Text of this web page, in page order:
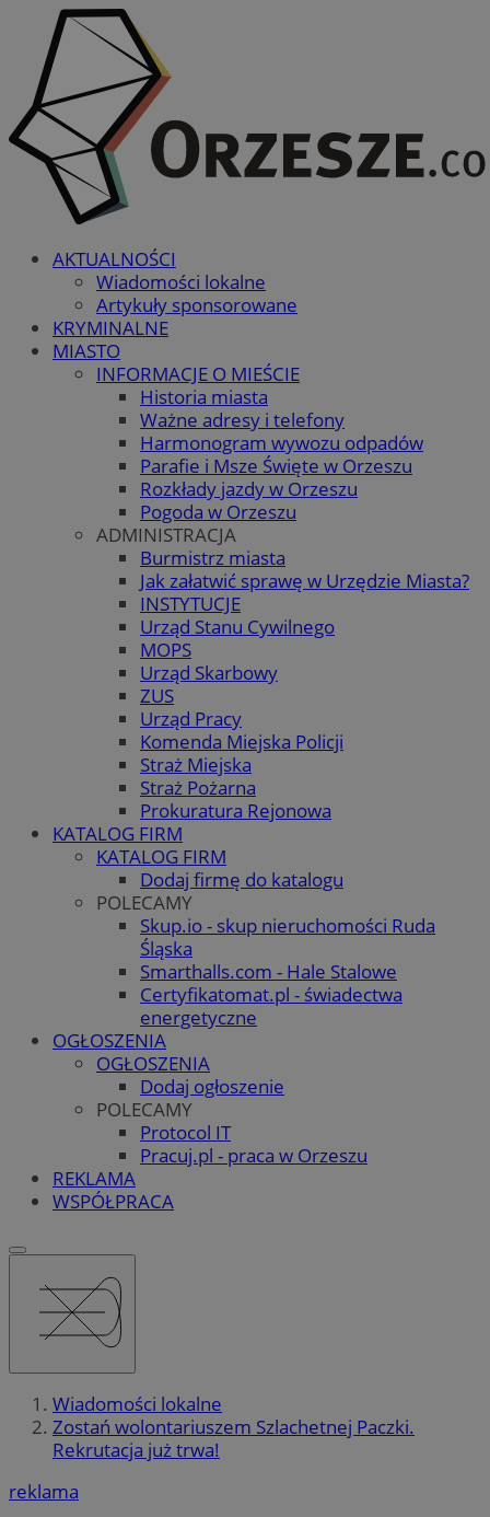
AKTUALNOŚCI
Wiadomości lokalne
Artykuły sponsorowane
KRYMINALNE
MIASTO
INFORMACJE O MIEŚCIE
Historia miasta
Ważne adresy i telefony
Harmonogram wywozu odpadów
Parafie i Msze Święte w Orzeszu
Rozkłady jazdy w Orzeszu
Pogoda w Orzeszu
ADMINISTRACJA
Burmistrz miasta
Jak załatwić sprawę w Urzędzie Miasta?
INSTYTUCJE
Urząd Stanu Cywilnego
MOPS
Urząd Skarbowy
ZUS
Urząd Pracy
Komenda Miejska Policji
Straż Miejska
Straż Pożarna
Prokuratura Rejonowa
KATALOG FIRM
KATALOG FIRM
Dodaj firmę do katalogu
POLECAMY
Skup.io - skup nieruchomości Ruda
Śląska
Smarthalls.com - Hale Stalowe
Certyfikatomat.pl - świadectwa
energetyczne
OGŁOSZENIA
OGŁOSZENIA
Dodaj ogłoszenie
POLECAMY
Protocol IT
Pracuj.pl - praca w Orzeszu
REKLAMA
WSPÓŁPRACA
Wiadomości lokalne
Zostań wolontariuszem Szlachetnej Paczki.
Rekrutacja już trwa!
reklama